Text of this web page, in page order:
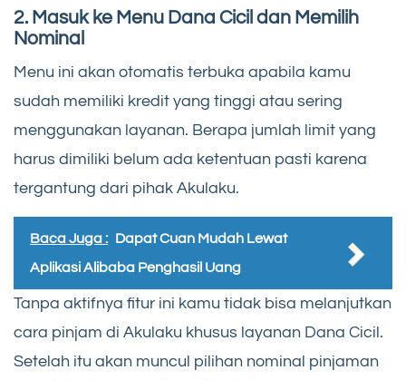
2. Masuk ke Menu Dana Cicil dan Memilih
Nominal
Menu ini akan otomatis terbuka apabila kamu
sudah memiliki kredit yang tinggi atau sering
menggunakan layanan. Berapa jumlah limit yang
harus dimiliki belum ada ketentuan pasti karena
tergantung dari pihak Akulaku.
Baca Juga : Dapat Cuan Mudah Lewat
Aplikasi Alibaba Penghasil Uang
Tanpa aktifnya fitur ini kamu tidak bisa melanjutkan
cara pinjam di Akulaku khusus layanan Dana Cicil.
Setelah itu akan muncul pilihan nominal pinjaman